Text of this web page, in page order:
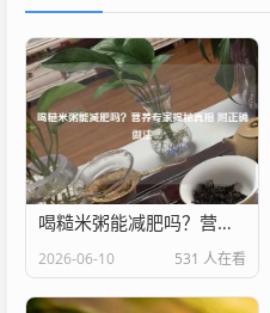
喝糙米粥能减肥吗？营养专家揭秘真相 附正确做法
2026-06-10 531 人在看